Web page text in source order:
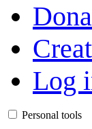
Log
Personal tools